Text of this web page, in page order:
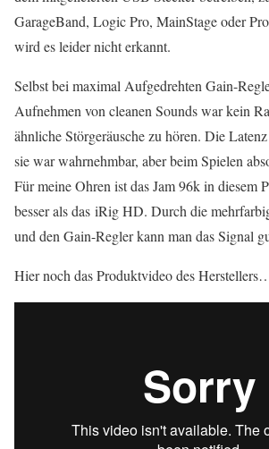
GarageBand, Logic Pro, MainStage oder
wird es leider nicht erkannt.
Selbst bei maximal Aufgedrehten Gain-
Aufnehmen von cleanen Sounds war kein
ähnliche Störgeräusche zu hören. Die
sie war wahrnehmbar, aber beim Spielen
Für meine Ohren ist das Jam 96k in diesem
besser als das iRig HD. Durch die
und den Gain-Regler kann man das Signal
Hier noch das Produktvideo des